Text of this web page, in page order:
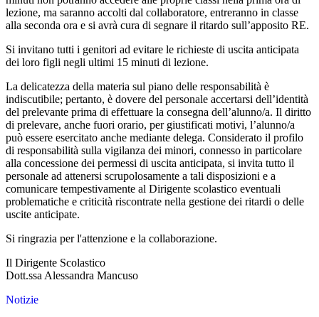
lezione, ma saranno accolti dal collaboratore, entreranno in classe
alla seconda ora e si avrà cura di segnare il ritardo sull’apposito RE.
Si invitano tutti i genitori ad evitare le richieste di uscita anticipata
dei loro figli negli ultimi 15 minuti di lezione.
La delicatezza della materia sul piano delle responsabilità è
indiscutibile; pertanto, è dovere del personale accertarsi dell’identità
del prelevante prima di effettuare la consegna dell’alunno/a. Il diritto
di prelevare, anche fuori orario, per giustificati motivi, l’alunno/a
può essere esercitato anche mediante delega. Considerato il profilo
di responsabilità sulla vigilanza dei minori, connesso in particolare
alla concessione dei permessi di uscita anticipata, si invita tutto il
personale ad attenersi scrupolosamente a tali disposizioni e a
comunicare tempestivamente al Dirigente scolastico eventuali
problematiche e criticità riscontrate nella gestione dei ritardi o delle
uscite anticipate.
Si ringrazia per l'attenzione e la collaborazione.
Il Dirigente Scolastico
Dott.ssa Alessandra Mancuso
Notizie